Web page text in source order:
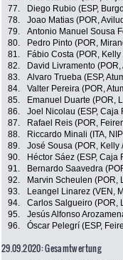
77.
Diego Rubio (ESP,
78.
Joao Matias (POR,
79.
Antonio Manuel Sousa
80.
Pedro Pinto (POR,
81.
Fábio Costa (POR,
82.
David Livramento
83.
Alvaro Trueba (ESP,
84.
Valter Pereira (POR,
85.
Emanuel Duarte (POR,
86.
Joel Nicolau (ESP, Caja
87.
Rafael Reis (POR,
88.
Riccardo Minali (ITA,
89.
José Sousa (POR, Kelly
90.
Héctor Sáez (ESP, Caja
91.
Bernardo Saavedra
92.
Marvin Scheulen (POR,
93.
Leangel Linarez (VEN,
94.
Carlos Salgueiro (POR,
95.
Jesús Alfonso
96.
Óscar Pelegrí (ESP,
29.09.2020: Gesamtwertung